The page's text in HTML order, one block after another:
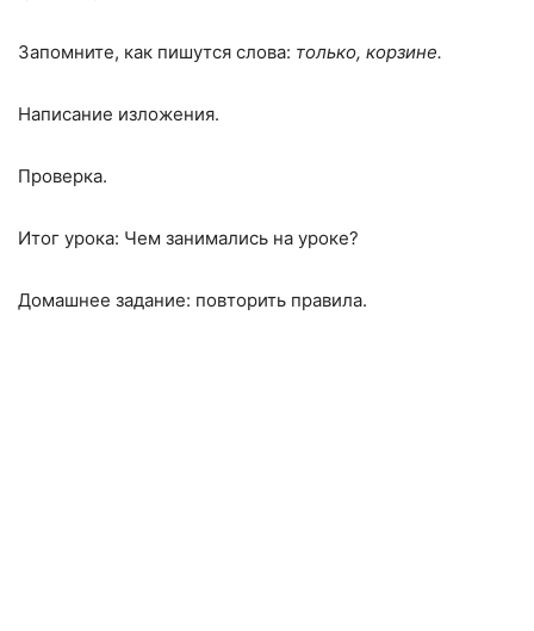
Запомните, как пишутся слова: только, корзине.
Написание изложения.
Проверка.
Итог урока: Чем занимались на уроке?
Домашнее задание: повторить правила.